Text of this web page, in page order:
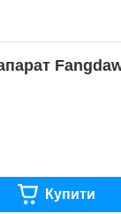
Купити